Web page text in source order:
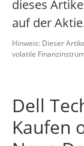
dieses
auf der
Hinweis: Dieser
volatile
Dell
Kaufen